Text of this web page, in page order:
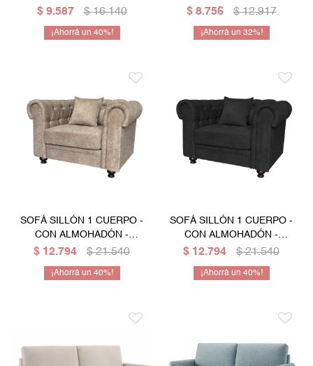
$ 9.587 $ 16.140
40
$ 8.756 $ 12.917
32
SOFÁ SILLÓN 1 CUERPO -
CON ALMOHADÓN -
MARRÓN
$ 12.794 $ 21.540
40
SOFÁ SILLÓN 1 CUERPO -
CON ALMOHADÓN -
NEGRO
$ 12.794 $ 21.540
40